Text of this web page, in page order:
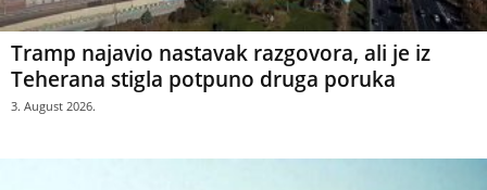
Tramp najavio nastavak razgovora, ali je iz
Teherana stigla potpuno druga poruka
3. August 2026.